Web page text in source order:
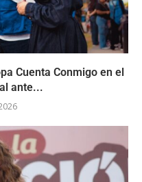
Cuenta Conmigo en el
ante...